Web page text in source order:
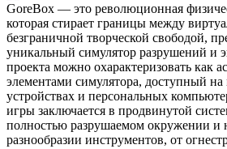
GoreBox — это революционная
которая стирает границы между
безграничной творческой свободой,
уникальный симулятор разрушений и
проекта можно охарактеризовать как
элементами симулятора, доступный
устройствах и персональных
игры заключается в продвинутой
полностью разрушаемом окружении и
разнообразии инструментов, от